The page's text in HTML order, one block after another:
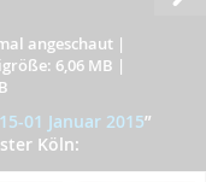
angeschaut |
6,06 MB |
01 Januar 2015”
Köln: